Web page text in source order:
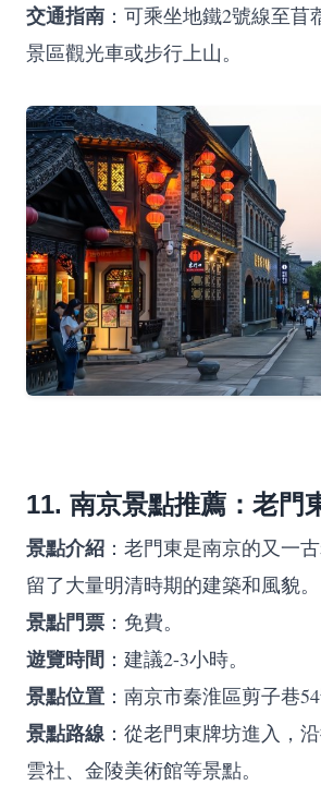
交通指南 ：可乘坐地鐵2號線至苜
景區觀光車或步行上山。
11. 南京景點推薦：老門
景點介紹 ：老門東是南京的又一
留了大量明清時期的建築和風貌。
景點門票 ：免費。
遊覽時間 ：建議2-3小時。
景點位置 ：南京市秦淮區剪子巷54
景點路線：從老門東牌坊進入，
雲社、金陵美術館等景點。